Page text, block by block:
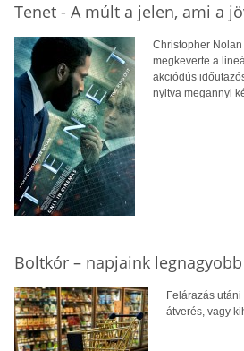
Tenet - A múlt a jelen, ami a
Christopher
megkeverte a
akciódús
nyitva megannyi
Boltkór – napjaink
Felárazás
átverés, vagy